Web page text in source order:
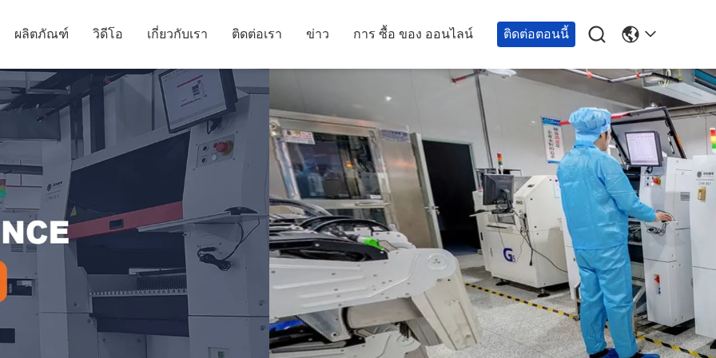
ผลิตภัณฑ์ วิดีโอ เกี่ยวกับเรา ติดต่อเรา ข่าว การ ซื้อ ของ ออนไลน์ ติดต่อตอนนี้ 